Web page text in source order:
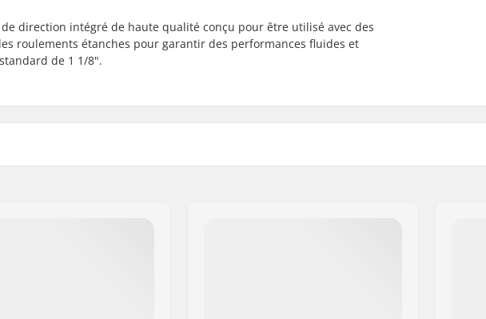
direction intégré de haute qualité conçu pour être utilisé avec des
roulements étanches pour garantir des performances fluides et
de 1 1/8".